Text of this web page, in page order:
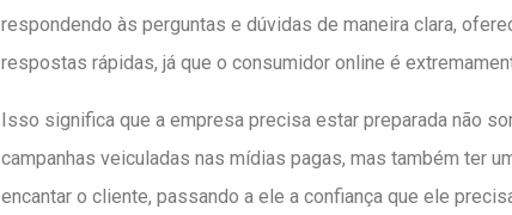
respondendo às perguntas e dúvidas de maneira clara,
respostas rápidas, já que o consumidor online é
Isso significa que a empresa precisa estar preparada não
campanhas veiculadas nas mídias pagas, mas também ter
encantar o cliente, passando a ele a confiança que ele